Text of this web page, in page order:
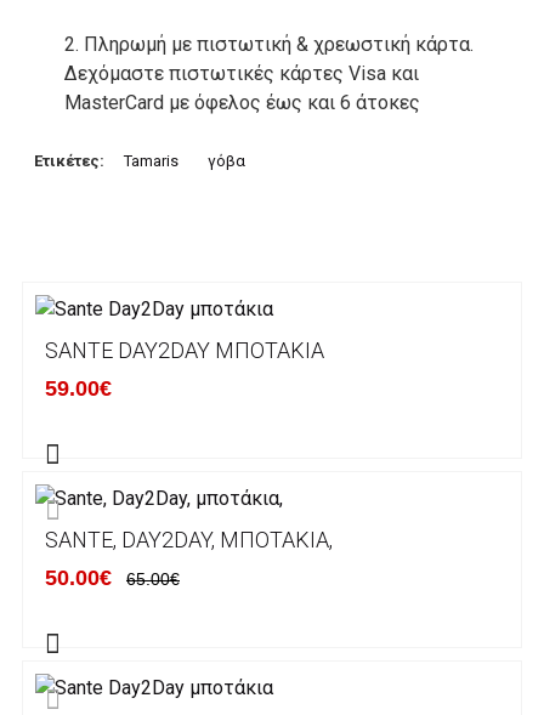
2. Πληρωμή με πιστωτική & χρεωστική κάρτα.
Δεχόμαστε πιστωτικές κάρτες Visa και
MasterCard με όφελος έως και 6 άτοκες
μας κατάστημα πραγρατοποιούνται μέσα από
Λογαριασμό.
κάποιον απο τους ακόλουθους τραπεζικούς
λογαριασμούς:
ΕΞΟΔΑ ΑΠΟΣΤΟΛΗΣ
ΕΛΛΑΔΑ
μεταφορικών 2€ για αγορές κάτω των 50€
Ετικέτες: Tamaris γόβα
SANTE DAY2DAY ΜΠΟΤΆΚΙΑ
59.00€
SANTE, DAY2DAY, ΜΠΟΤΆΚΙΑ,
50.00€ 65.00€